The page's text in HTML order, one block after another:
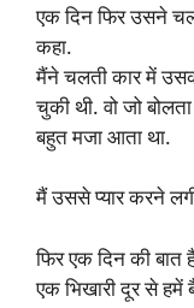
एक दिन फिर उसने
कहा.
मैंने चलती कार में
चुकी थी. वो जो
बहुत मजा आता था.
मैं उससे प्यार करने
फिर एक दिन की बात
एक भिखारी दूर से हमें